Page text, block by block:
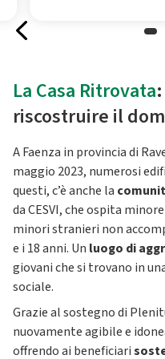
La Casa Ritrovata
riscostruire il
A Faenza in provincia di
maggio 2023, numerosi
questi, c’è anche la
da CESVI, che ospita
minori stranieri non
e i 18 anni. Un luogo di
giovani che si trovano in
sociale.
Grazie al sostegno di
nuovamente agibile e
offrendo ai beneficiari